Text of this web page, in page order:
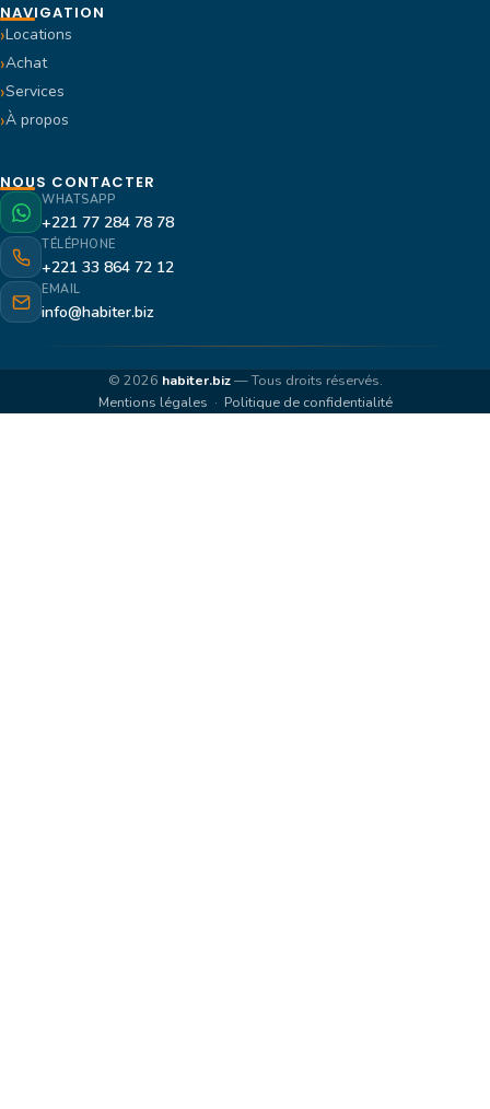
NAVIGATION
Locations
Achat
Services
À propos
NOUS CONTACTER
WHATSAPP
+221 77 284 78 78
TÉLÉPHONE
+221 33 864 72 12
EMAIL
info@habiter.biz
© 2026 habiter.biz— Tous droits réservés.
Mentions légales · Politique de confidentialité